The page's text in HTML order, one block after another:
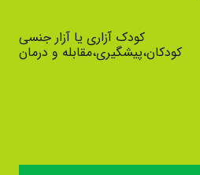
کودک آزاری یا آزار جنسی
کودکان،پیشگیری،مقابله و درمان